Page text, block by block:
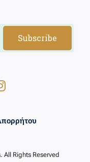
Subscribe
Rights Reserved